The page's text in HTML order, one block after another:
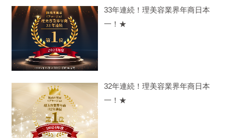
33年連続！理美容業界年商日本
一！★
32年連続！理美容業界年商日本
一！★